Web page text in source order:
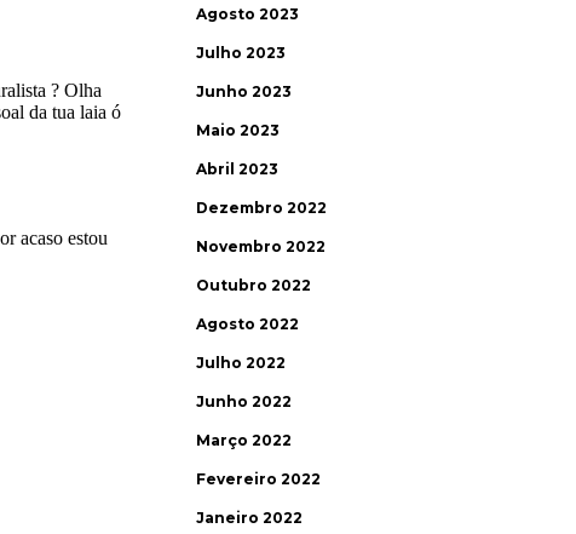
Agosto 2023
Julho 2023
Junho 2023
Maio 2023
Abril 2023
Dezembro 2022
Novembro 2022
Outubro 2022
Agosto 2022
Julho 2022
Junho 2022
Março 2022
Fevereiro 2022
Janeiro 2022